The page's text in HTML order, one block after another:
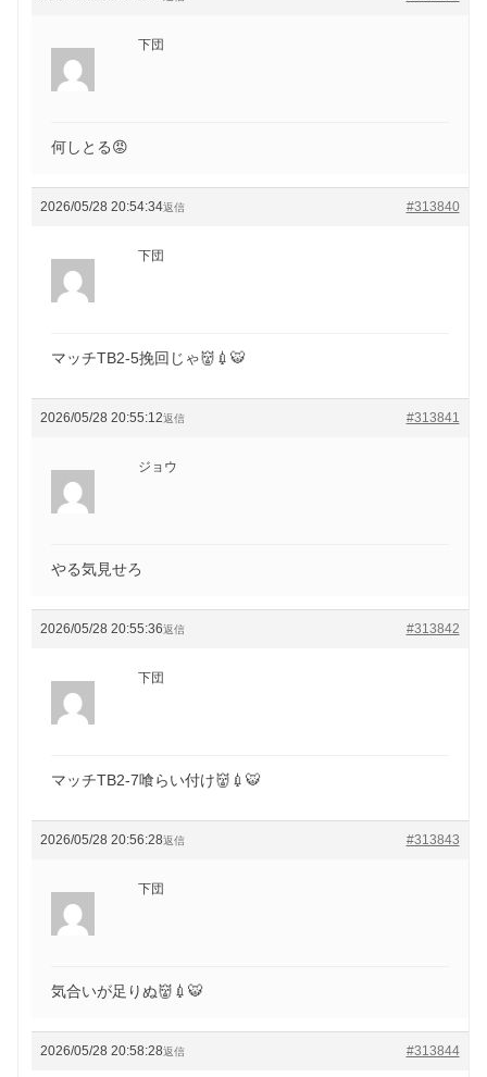
下団
何しとる😡
2026/05/28 20:54:34 #313840
返信
下団
マッチTB2-5挽回じゃ👹💉🐯
2026/05/28 20:55:12 #313841
返信
ジョウ
やる気見せろ
2026/05/28 20:55:36 #313842
返信
下団
マッチTB2-7喰らい付け👹💉🐯
2026/05/28 20:56:28 #313843
返信
下団
気合いが足りぬ👹💉🐯
2026/05/28 20:58:28 #313844
返信